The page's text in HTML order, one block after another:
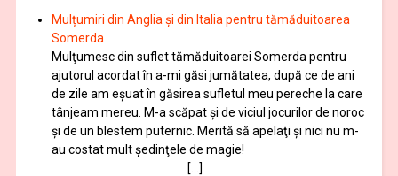
Mulțumiri din Anglia și din Italia pentru tămăduitoarea
Somerda
Mulţumesc din suflet tămăduitoarei Somerda pentru
ajutorul acordat în a-mi găsi jumătatea, după ce de ani
de zile am eşuat în găsirea sufletul meu pereche la care
tânjeam mereu. M-a scăpat şi de viciul jocurilor de noroc
şi de un blestem puternic. Merită să apelaţi şi nici nu m-
au costat mult şedinţele de magie!
[…]